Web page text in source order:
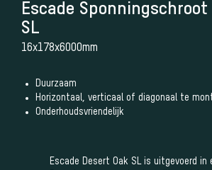
Escade Sponningschroot
SL
16x178x6000mm
Duurzaam
Horizontaal, verticaal of diagonaal te
Onderhoudsvriendelijk
Escade Desert Oak SL is uitgevoerd in